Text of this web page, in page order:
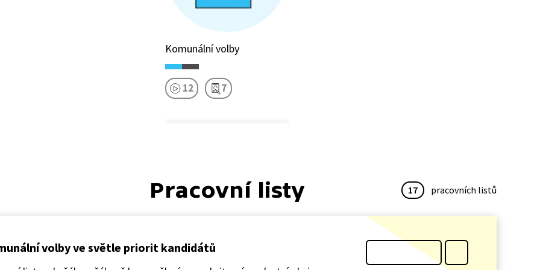
Komunální volby
12 7
Pracovní listy 17 pracovních listů
volby ve světle priorit kandidátů